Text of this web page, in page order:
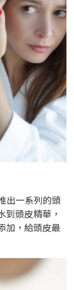
出一系列的頭
到頭皮精華，
加，給頭皮最